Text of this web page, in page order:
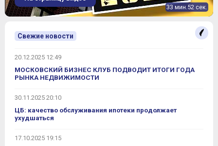
33 мин.52 сек.
Свежие новости
20.12.2025 12:49
МОСКОВСКИЙ БИЗНЕС КЛУБ ПОДВОДИТ ИТОГИ ГОДА
РЫНКА НЕДВИЖИМОСТИ
30.11.2025 20:10
ЦБ: качество обслуживания ипотеки продолжает
ухудшаться
17.10.2025 19:15